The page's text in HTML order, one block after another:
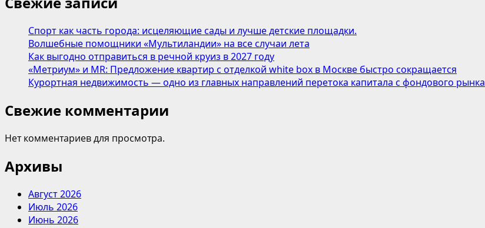
линейка
Питательный
коктейль:
летний
уход
за
волосами.
Спорт как часть города: исцеляющие сады и лучше детские площадки.
Волшебные помощники «Мультиландии» на все случаи лета
Как выгодно отправиться в речной круиз в 2027 году
«Метриум» и MR: Предложение квартир с отделкой white box в Москве быстро сокращается
Курортная недвижимость — одно из главных направлений перетока капитала с фондового рынка
Свежие комментарии
Нет комментариев для просмотра.
Архивы
Август 2026
Июль 2026
Июнь 2026